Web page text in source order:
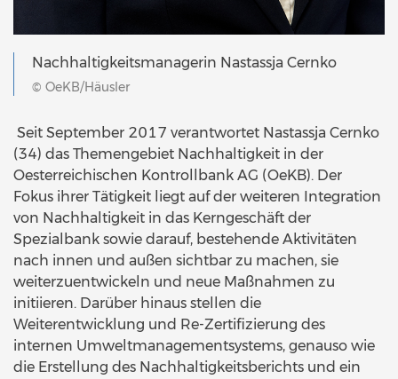
Nachhaltigkeitsmanagerin Nastassja Cernko
© OeKB/Häusler
Seit September 2017 verantwortet Nastassja Cernko
(34) das Themengebiet Nachhaltigkeit in der
Oesterreichischen Kontrollbank AG (OeKB). Der
Fokus ihrer Tätigkeit liegt auf der weiteren Integration
von Nachhaltigkeit in das Kerngeschäft der
Spezialbank sowie darauf, bestehende Aktivitäten
nach innen und außen sichtbar zu machen, sie
weiterzuentwickeln und neue Maßnahmen zu
initiieren. Darüber hinaus stellen die
Weiterentwicklung und Re-Zertifizierung des
internen Umweltmanagementsystems, genauso wie
die Erstellung des Nachhaltigkeitsberichts und ein